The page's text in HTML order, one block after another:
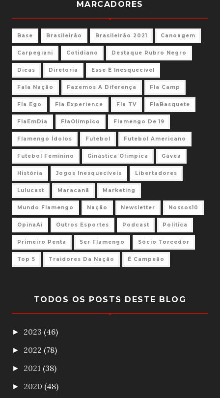
MARCADORES
Base Brasileirão Brasileirão 2021 Canoagem
Carpegiani Cotidiano Destaque Rubro Negro
Dicas Diretoria Esse É Inesquecível
Fala Nação Fazemos A Diferença Fla Camp
Fla Ego Fla Experience Fla TV FlaBasquete
FlaEmDia FlaOlímpico Flamengo De 19
Flamengo Ídolos Futebol Futebol Americano
Futebol Feminino Ginástica Olimpica Gávea
História Jogos Inesquecíveis Libertadores
Lulucast Maracanã Marketing
Mundo Flamengo Nação Newsletter Nossos10
OpinaAi Outros Esportes Podcast Política
Primeiro Penta Ser Flamengo Sócio Torcedor
Top 5 Traidores Da Nação É Campeão
TODOS OS POSTS DESTE BLOG
► 2023 (46)
► 2022 (78)
► 2021 (38)
► 2020 (48)